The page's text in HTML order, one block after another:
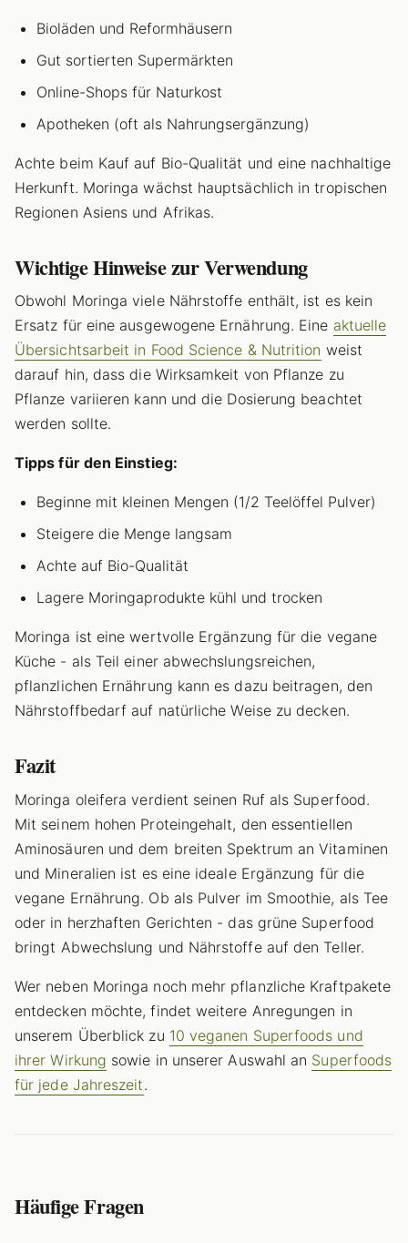
Bioläden und Reformhäusern
Gut sortierten Supermärkten
Online-Shops für Naturkost
Apotheken (oft als Nahrungsergänzung)
Achte beim Kauf auf Bio-Qualität und eine nachhaltige
Herkunft. Moringa wächst hauptsächlich in tropischen
Regionen Asiens und Afrikas.
Wichtige Hinweise zur Verwendung
Obwohl Moringa viele Nährstoffe enthält, ist es kein
Ersatz für eine ausgewogene Ernährung. Eine aktuelle
Übersichtsarbeit in Food Science & Nutrition weist
darauf hin, dass die Wirksamkeit von Pflanze zu
Pflanze variieren kann und die Dosierung beachtet
werden sollte.
Tipps für den Einstieg:
Beginne mit kleinen Mengen (1/2 Teelöffel Pulver)
Steigere die Menge langsam
Achte auf Bio-Qualität
Lagere Moringaprodukte kühl und trocken
Moringa ist eine wertvolle Ergänzung für die vegane
Küche - als Teil einer abwechslungsreichen,
pflanzlichen Ernährung kann es dazu beitragen, den
Nährstoffbedarf auf natürliche Weise zu decken.
Fazit
Moringa oleifera verdient seinen Ruf als Superfood.
Mit seinem hohen Proteingehalt, den essentiellen
Aminosäuren und dem breiten Spektrum an Vitaminen
und Mineralien ist es eine ideale Ergänzung für die
vegane Ernährung. Ob als Pulver im Smoothie, als Tee
oder in herzhaften Gerichten - das grüne Superfood
bringt Abwechslung und Nährstoffe auf den Teller.
Wer neben Moringa noch mehr pflanzliche Kraftpakete
entdecken möchte, findet weitere Anregungen in
unserem Überblick zu 10 veganen Superfoods und
ihrer Wirkung sowie in unserer Auswahl an Superfoods
für jede Jahreszeit.
Häufige Fragen